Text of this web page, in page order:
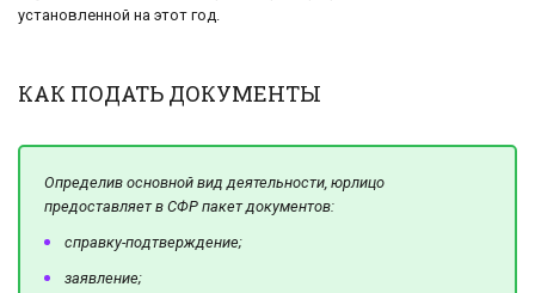
установленной на этот год.
КАК ПОДАТЬ ДОКУМЕНТЫ
Определив основной вид деятельности, юрлицо
предоставляет в СФР пакет документов:
справку-подтверждение;
заявление;